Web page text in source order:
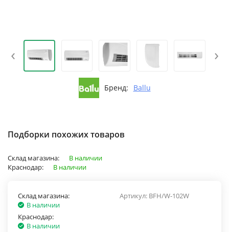
‹ ›
Бренд: Ballu
Подборки похожих товаров
Склад магазина:
В наличии
Краснодар:
В наличии
Артикул: BFH/W-102W
Склад магазина:
В наличии
Краснодар:
В наличии